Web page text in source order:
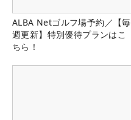
ALBA Netゴルフ場予約／【毎
週更新】特別優待プランはこ
ちら！